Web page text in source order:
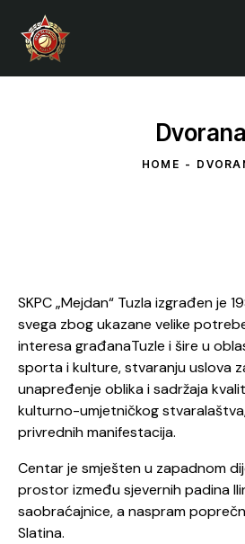
Dvorana
HOME
SKPC „Mejdan“ Tuzla izgrađen je
svega zbog ukazane velike
interesa građanaTuzle i šire u
sporta i kulture, stvaranju uslova
unapređenje oblika i sadržaja
kulturno-umjetničkog
privrednih manifestacija.
Centar je smješten u zapadnom
prostor između sjevernih padina
saobraćajnice, a naspram
Slatina.